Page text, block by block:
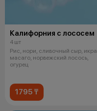
Калифорния с лососем
4 шт
Рис, нори, сливочный сыр, икра
масаго, норвежский лосось,
огурец
1795 ₸